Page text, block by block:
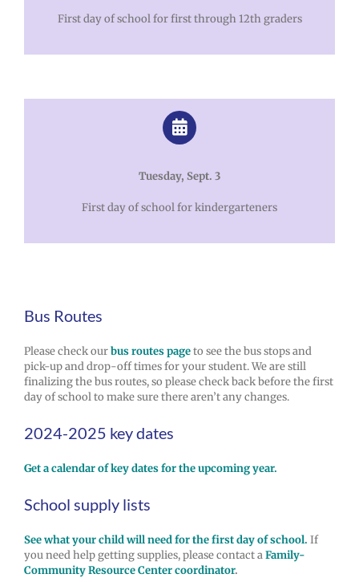
First day of school for first through 12th graders
Tuesday, Sept. 3
First day of school for kindergarteners
Bus Routes
Please check ourbus routes pageto see the bus stops and
pick-up and drop-off times for your student. We are still
finalizing the bus routes, so please check back before the first
day of school to make sure there aren’t any changes.
2024-2025 key dates
Get a calendar of key dates for the upcoming year.
School supply lists
See what your child will need for the first day of school. If
you need help getting supplies, please contact aFamily-
Community Resource Center coordinator.